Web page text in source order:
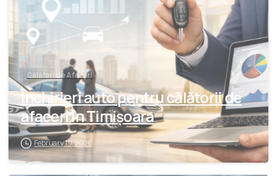
Călători de Afaceri
Închirieri auto pentru călătorii de
afaceri în Timișoara
February 19, 2026